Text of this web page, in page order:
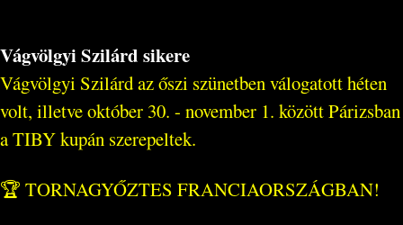
Vágvölgyi Szilárd sikere
Vágvölgyi Szilárd az őszi szünetben válogatott héten
volt, illetve október 30. - november 1. között Párizsban
a TIBY kupán szerepeltek.
🏆 TORNAGYŐZTES FRANCIAORSZÁGBAN!